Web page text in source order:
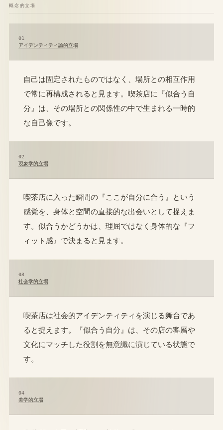
概念的立場
01
アイデンティティ論的立場
自己は固定されたものではなく、場所との相互作用
で常に再構成されると見ます。喫茶店に『似合う自
分』は、その場所との関係性の中で生まれる一時的
な自己像です。
02
現象学的立場
喫茶店に入った瞬間の『ここが自分に合う』という
感覚を、身体と空間の直接的な出会いとして捉えま
す。似合うかどうかは、理屈ではなく身体的な『フ
ィット感』で決まると見ます。
03
社会学的立場
喫茶店は社会的アイデンティティを演じる舞台であ
ると捉えます。『似合う自分』は、その店の客層や
文化にマッチした役割を無意識に演じている状態で
す。
04
美学的立場